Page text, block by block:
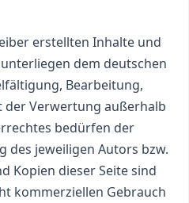
erstellten Inhalte und
dem deutschen
Bearbeitung,
Verwertung außerhalb
bedürfen der
des jeweiligen Autors bzw.
Kopien dieser Seite sind
kommerziellen Gebrauch